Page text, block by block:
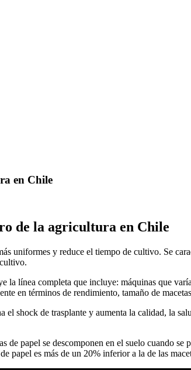
en Chile
de la agricultura en Chile
uniformes y reduce el tiempo de cultivo. Se
línea completa que incluye: máquinas que
en términos de rendimiento, tamaño de
shock de trasplante y aumenta la calidad, la
papel se descomponen en el suelo cuando
papel es más de un 20% inferior a la de las